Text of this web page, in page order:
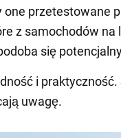
one przetestowane
z samochodów na
się
i praktyczność.
uwagę.